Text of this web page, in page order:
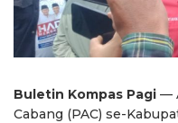
Buletin Kompas Pagi —
Cabang (PAC) se-